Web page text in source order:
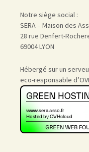
Notre siège social :
SERA – Maison des
28 rue Denfert-
69004 LYON
Hébergé sur un
eco-responsable